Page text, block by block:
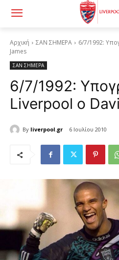
Αρχική ΣΑΝ ΣΗΜΕΡΑ
6/7/1992:
James
ΣΑΝ ΣΗΜΕΡΑ
6/7/1992:
Liverpool o
By liverpool.gr 6 Ιουλίου 2010